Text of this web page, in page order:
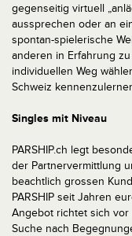
gegenseitig virtuell
aussprechen oder an
spontan-spielerische
anderen in Erfahrung
individuellen Weg
Schweiz
Singles mit Niveau
PARSHIP.ch legt
der Partnervermittlung
beachtlich grossen
PARSHIP seit Jahren
Angebot richtet sich
Suche nach